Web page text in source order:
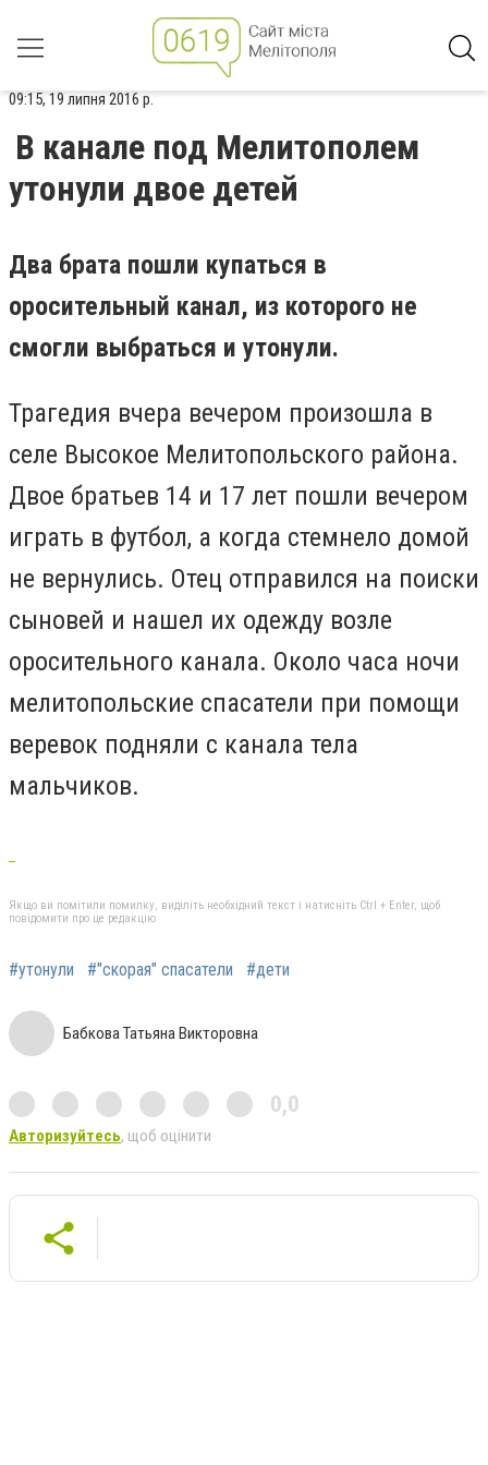
09:15, 19 липня 2016 р.
В канале под Мелитополем
утонули двое детей
Два брата пошли купаться в
оросительный канал, из которого не
смогли выбраться и утонули.
Трагедия вчера вечером произошла в
селе Высокое Мелитопольского района.
Двое братьев 14 и 17 лет пошли вечером
играть в футбол, а когда стемнело домой
не вернулись. Отец отправился на поиски
сыновей и нашел их одежду возле
оросительного канала. Около часа ночи
мелитопольские спасатели при помощи
веревок подняли с канала тела
мальчиков.
Якщо ви помітили помилку, виділіть необхідний текст і натисніть Ctrl + Enter, щоб
повідомити про це редакцію
#утонули #"скорая" спасатели #дети
Бабкова Татьяна Викторовна
0,0
Авторизуйтесь, щоб оцінити